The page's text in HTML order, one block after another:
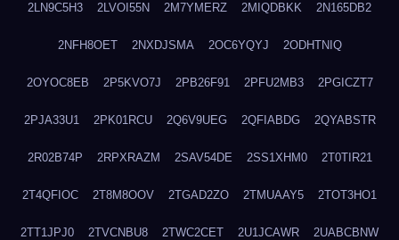
2LN9C5H3 2LVOI55N 2M7YMERZ 2MIQDBKK 2N165DB2
2NFH8OET 2NXDJSMA 2OC6YQYJ 2ODHTNIQ
2OYOC8EB 2P5KVO7J 2PB26F91 2PFU2MB3 2PGICZT7
2PJA33U1 2PK01RCU 2Q6V9UEG 2QFIABDG 2QYABSTR
2R02B74P 2RPXRAZM 2SAV54DE 2SS1XHM0 2T0TIR21
2T4QFIOC 2T8M8OOV 2TGAD2ZO 2TMUAAY5 2TOT3HO1
2TT1JPJ0 2TVCNBU8 2TWC2CET 2U1JCAWR 2UABCBNW